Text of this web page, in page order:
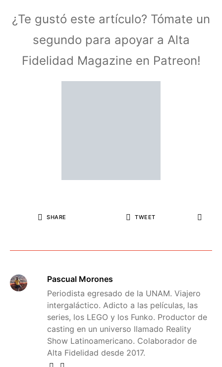
¿Te gustó este artículo? Tómate un
segundo para apoyar a Alta
Fidelidad Magazine en Patreon!
SHARE TWEET
Pascual Morones
Periodista egresado de la UNAM. Viajero
intergaláctico. Adicto a las películas, las
series, los LEGO y los Funko. Productor de
casting en un universo llamado Reality
Show Latinoamericano. Colaborador de
Alta Fidelidad desde 2017.